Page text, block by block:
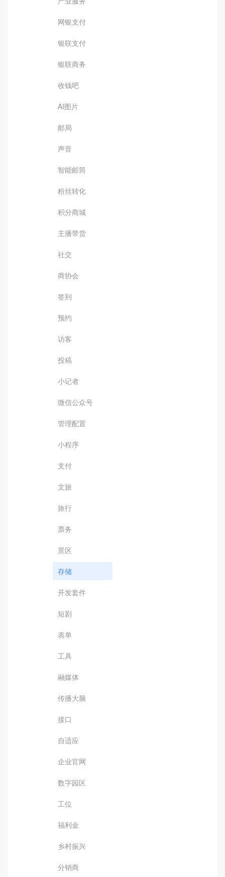
网银支付
银联支付
银联商务
收钱吧
AI图片
邮局
声音
智能邮筒
粉丝转化
积分商城
主播带货
社交
商协会
签到
预约
访客
投稿
小记者
微信公众号
管理配置
小程序
支付
文旅
旅行
票务
景区
存储
开发套件
短剧
表单
工具
融媒体
传播大脑
接口
自适应
企业官网
数字园区
工位
福利金
乡村振兴
分销商